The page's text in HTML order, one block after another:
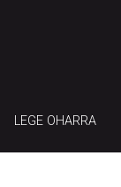
LEGE OHARRA